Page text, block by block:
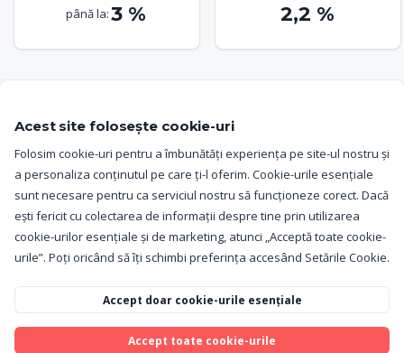
până la:3 % 2,2 %
Testimoniale
Termeni și condiții
Acest site folosește cookie-uri
Folosim cookie-uri pentru a îmbunătăți experiența pe site-ul nostru și
a personaliza conținutul pe care ți-l oferim. Cookie-urile esențiale
sunt necesare pentru ca serviciul nostru să funcționeze corect. Dacă
ești fericit cu colectarea de informații despre tine prin utilizarea
cookie-urilor esențiale și de marketing, atunci „Acceptă toate cookie-
urile”. Poți oricând să îți schimbi preferința accesând Setările Cookie.
Accept doar cookie-urile esențiale
Accept toate cookie-urile